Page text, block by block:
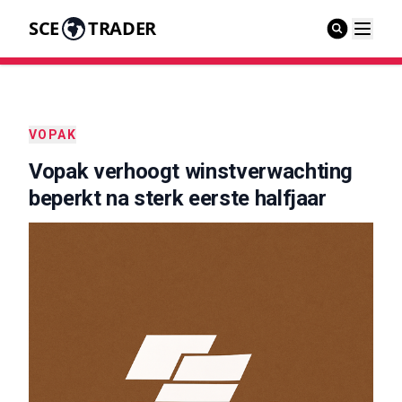
SCE TRADER
VOPAK
Vopak verhoogt winstverwachting
beperkt na sterk eerste halfjaar